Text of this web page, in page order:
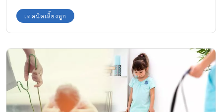
เทคนิคเลี้ยงลูก